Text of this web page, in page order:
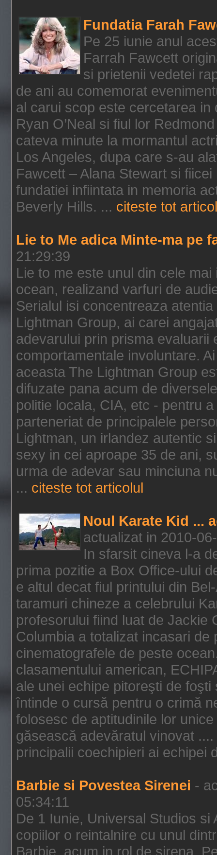
Fundatia Farah
Pe 25 iunie anul
Farrah Fawcett
si prietenii vedetei
de ani au comemorat
al carui scop este cercetarea
Ryan O’Neal si fiul lor
cateva minute la mormantul
Los Angeles, dupa care s-au
Fawcett – Alana Stewart si fiicei
fundatiei infiintata in memoria
Beverly Hills. ... citeste tot
Lie to Me adica Minte-ma pe
21:29:39
Lie to me este unul din cele
ocean, realizand varfuri de
Serialul isi concentreaza
Lightman Group, ai carei
adevarului prin prisma evaluarii
comportamentale involuntare.
aceasta The Lightman Group
difuzate pana acum de
politie locala, CIA, etc - pentru
parteneriat de principalele
Lightman, un irlandez autentic
sexy in cei aproape 35 de ani,
urma de adevar sau minciuna
... citeste tot articolul
Noul Karate Kid ...
actualizat in 2010-
In sfarsit cineva l-a
prima pozitie a Box Office-ului
e altul decat fiul printului din
taramuri chineze a celebrului
profesorului fiind luat de Jackie
Columbia a totalizat incasari
cinematografele de peste
clasamentului american,
ale unei echipe pitoreşti de
întinde o cursă pentru o crimă
folosesc de aptitudinile lor
găsească adevăratul vinovat
principalii coechipieri ai echipei
Barbie si Povestea Sirenei -
05:34:11
De 1 Iunie, Universal Studios si
copiilor o reintalnire cu unul
Barbie, acum in rol de sirena.